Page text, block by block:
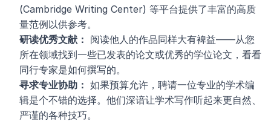
(Cambridge Writing Center) 等平台提供了丰富的高质
量范例以供参考。
研读优秀文献： 阅读他人的作品同样大有裨益——从您
所在领域找到一些已发表的论文或优秀的学位论文，看看
同行专家是如何撰写的。
寻求专业协助： 如果预算允许，聘请一位专业的学术编
辑是个不错的选择。他们深谙让学术写作听起来更自然、
严谨的各种技巧。